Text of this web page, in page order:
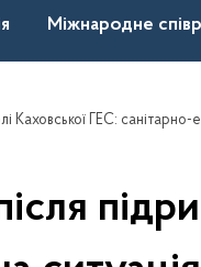
Міжнародне